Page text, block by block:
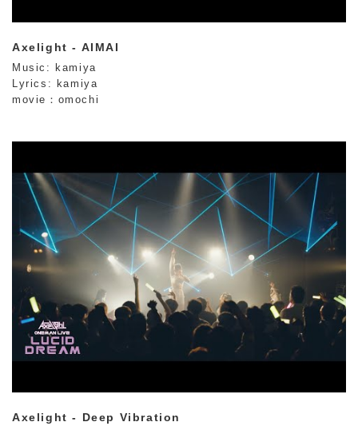
Axelight - AIMAI
Music: kamiya
Lyrics: kamiya
movie：omochi
Axelight - Deep Vibration